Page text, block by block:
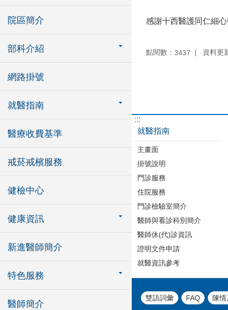
院區簡介
部科介紹
網路掛號
就醫指南
醫療收費基準
戒菸戒檳服務
健檢中心
健康資訊
新進醫師簡介
特色服務
醫師簡介
感謝十西醫護同仁細
點閱數： 3437 資料更
:::
就醫指南
主畫面
掛號說明
門診服務
住院服務
門診檢驗室簡介
醫師與看診科別簡介
醫師休(代)診資訊
證明文件申請
就醫資訊參考
雙語詞彙 FAQ 陳